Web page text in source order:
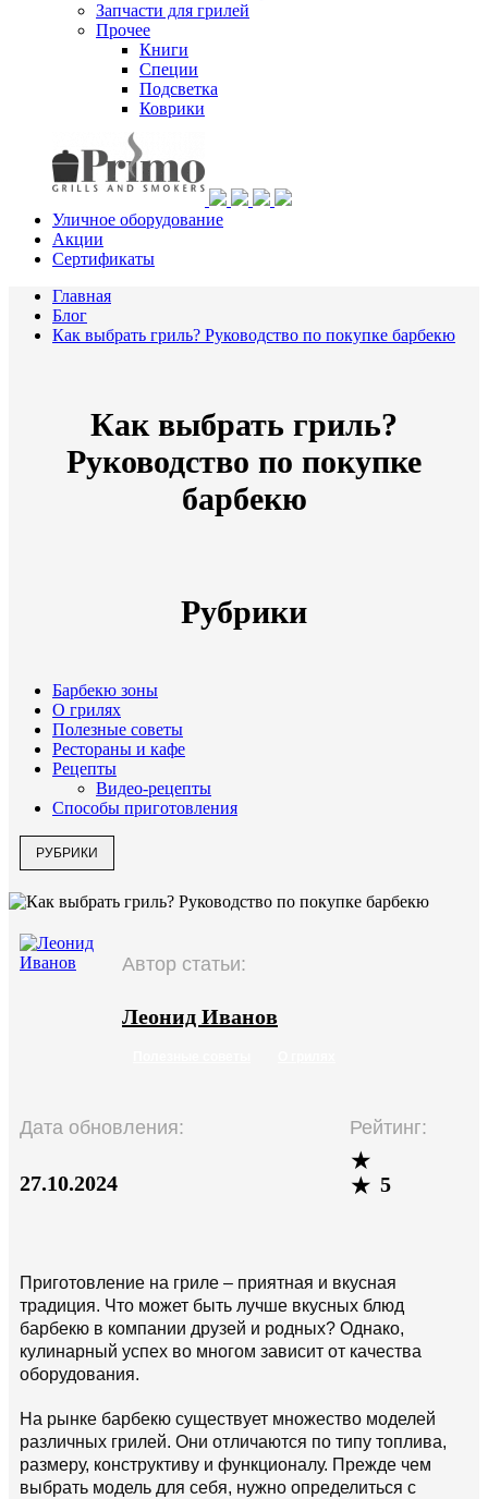
Запчасти для грилей
Прочее
Книги
Специи
Подсветка
Коврики
Уличное оборудование
Акции
Сертификаты
Главная
Блог
Как выбрать гриль? Руководство по покупке барбекю
Как выбрать гриль?
Руководство по покупке
барбекю
Рубрики
Барбекю зоны
О грилях
Полезные советы
Рестораны и кафе
Рецепты
Видео-рецепты
Способы приготовления
РУБРИКИ
Автор статьи:
Леонид Иванов
Дата обновления:
27.10.2024
Рейтинг:
5
Приготовление на гриле – приятная и вкусная
традиция. Что может быть лучше вкусных блюд
барбекю в компании друзей и родных? Однако,
кулинарный успех во многом зависит от качества
оборудования.
На рынке барбекю существует множество моделей
различных грилей. Они отличаются по типу топлива,
размеру, конструктиву и функционалу. Прежде чем
выбрать модель для себя, нужно определиться с